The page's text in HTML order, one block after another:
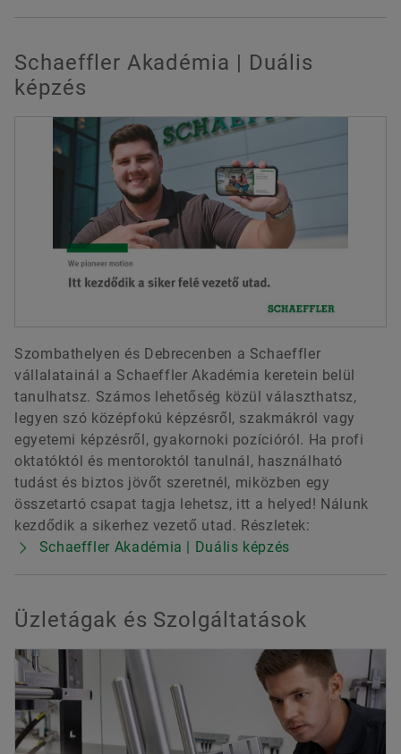
Schaeffler Akadémia | Duális
képzés
Szombathelyen és Debrecenben a Schaeffler
vállalatainál a Schaeffler Akadémia keretein belül
tanulhatsz. Számos lehetőség közül választhatsz,
legyen szó középfokú képzésről, szakmákról vagy
egyetemi képzésről, gyakornoki pozícióról. Ha profi
oktatóktól és mentoroktól tanulnál, használható
tudást és biztos jövőt szeretnél, miközben egy
összetartó csapat tagja lehetsz, itt a helyed! Nálunk
kezdődik a sikerhez vezető utad. Részletek:
Schaeffler Akadémia | Duális képzés
Üzletágak és Szolgáltatások